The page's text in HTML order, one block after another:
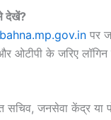
देखें?
पर
ओटीपी के जरिए
सचिव, जनसेवा केंद्र या